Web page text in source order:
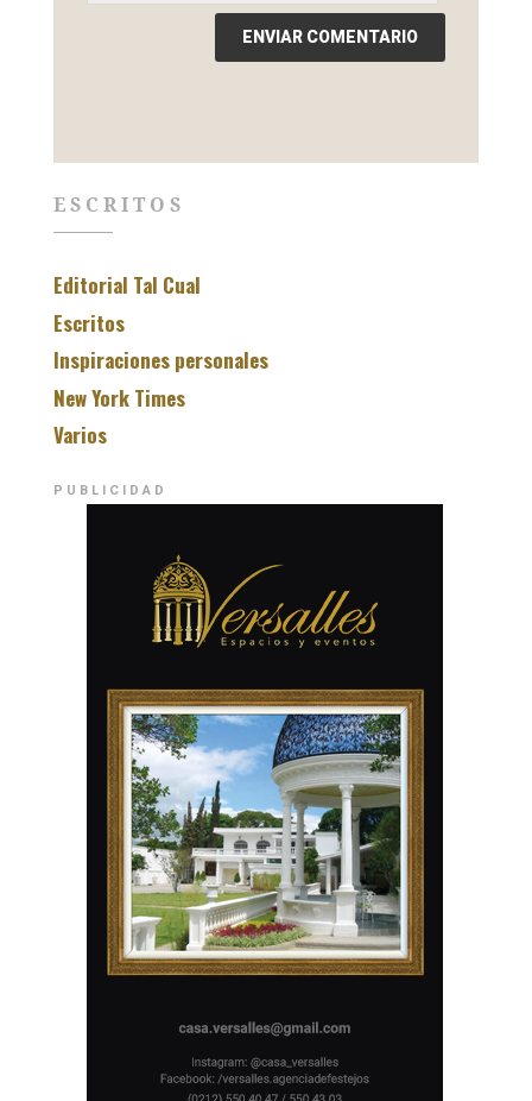
ESCRITOS
Editorial Tal Cual
Escritos
Inspiraciones personales
New York Times
Varios
PUBLICIDAD